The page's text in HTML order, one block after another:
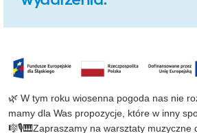
🌿 W tym roku wiosenna pogoda nas nie
mamy dla Was propozycje, które w inny
🎼🎙🎹Zapraszamy na warsztaty muzyczne